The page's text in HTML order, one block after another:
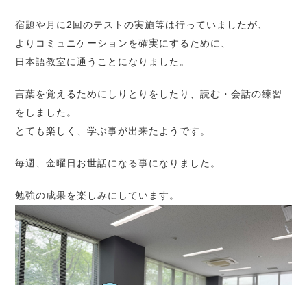
宿題や月に2回のテストの実施等は行っていましたが、
よりコミュニケーションを確実にするために、
日本語教室に通うことになりました。
言葉を覚えるためにしりとりをしたり、読む・会話の練習
をしました。
とても楽しく、学ぶ事が出来たようです。
毎週、金曜日お世話になる事になりました。
勉強の成果を楽しみにしています。